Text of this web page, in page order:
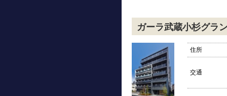
ガーラ武蔵小杉グラ
住所
交通